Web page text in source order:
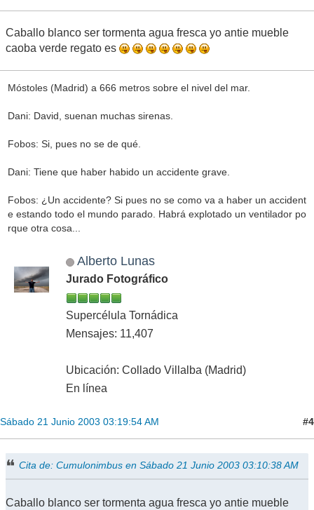
Caballo blanco ser tormenta agua fresca yo antie mueble
caoba verde regato es
Móstoles (Madrid) a 666 metros sobre el nivel del mar.
Dani: David, suenan muchas sirenas.
Fobos: Si, pues no se de qué.
Dani: Tiene que haber habido un accidente grave.
Fobos: ¿Un accidente? Si pues no se como va a haber un accident
e estando todo el mundo parado. Habrá explotado un ventilador po
rque otra cosa...
Alberto Lunas
Jurado Fotográfico
Supercélula Tornádica
Mensajes: 11,407
Ubicación: Collado Villalba (Madrid)
En línea
Sábado 21 Junio 2003 03:19:54 AM #4
Cita de: Cumulonimbus en Sábado 21 Junio 2003 03:10:38 AM
Caballo blanco ser tormenta agua fresca yo antie mueble